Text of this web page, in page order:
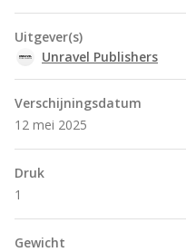
Uitgever(s)
Unravel Publishers
Verschijningsdatum
12 mei 2025
Druk
1
Gewicht